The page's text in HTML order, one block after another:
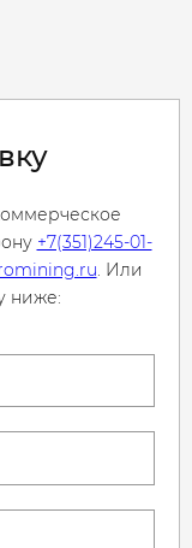
+7(351)245-01-
. Или
ниже: